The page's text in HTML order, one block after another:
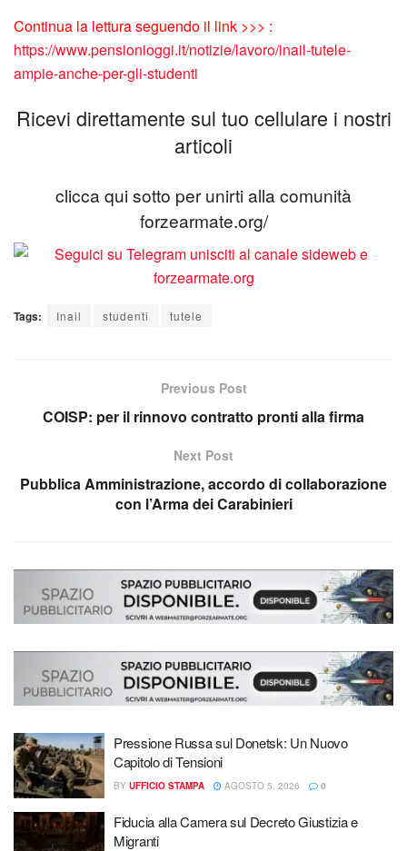
Continua la lettura seguendo il link >>> :
https://www.pensionioggi.it/notizie/lavoro/inail-tutele-
ampie-anche-per-gli-studenti
Ricevi direttamente sul tuo cellulare i nostri
articoli
clicca qui sotto per unirti alla comunità
forzearmate.org/
Tags: Inail studenti tutele
Previous Post
COISP: per il rinnovo contratto pronti alla firma
Next Post
Pubblica Amministrazione, accordo di collaborazione
con l’Arma dei Carabinieri
Pressione Russa sul Donetsk: Un Nuovo
Capitolo di Tensioni
BY UFFICIO STAMPA AGOSTO 5, 2026 0
Fiducia alla Camera sul Decreto Giustizia e
Migranti